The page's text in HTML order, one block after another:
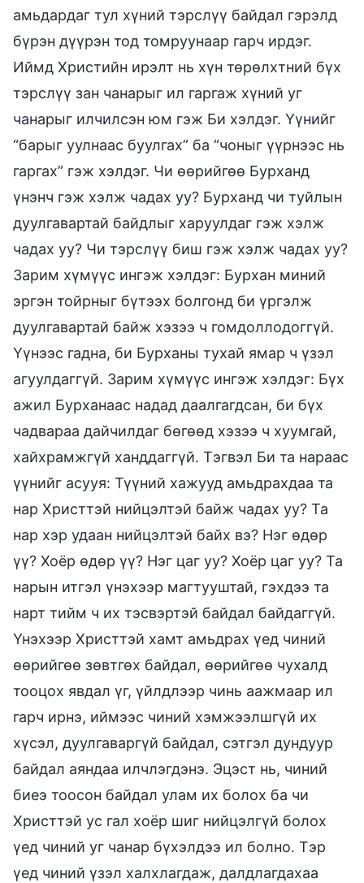
амьдардаг тул хүний тэрслүү байдал гэрэлд
бүрэн дүүрэн тод томруунаар гарч ирдэг.
Иймд Христийн ирэлт нь хүн төрөлхтний бүх
тэрслүү зан чанарыг ил гаргаж хүний уг
чанарыг илчилсэн юм гэж Би хэлдэг. Үүнийг
“барыг уулнаас буулгах” ба “чоныг үүрнээс нь
гаргах” гэж хэлдэг. Чи өөрийгөө Бурханд
үнэнч гэж хэлж чадах уу? Бурханд чи туйлын
дуулгавартай байдлыг харуулдаг гэж хэлж
чадах уу? Чи тэрслүү биш гэж хэлж чадах уу?
Зарим хүмүүс ингэж хэлдэг: Бурхан миний
эргэн тойрныг бүтээх болгонд би үргэлж
дуулгавартай байж хэзээ ч гомдоллодоггүй.
Үүнээс гадна, би Бурханы тухай ямар ч үзэл
агуулдаггүй. Зарим хүмүүс ингэж хэлдэг: Бүх
ажил Бурханаас надад даалгагдсан, би бүх
чадвараа дайчилдаг бөгөөд хэзээ ч хуумгай,
хайхрамжгүй ханддаггүй. Тэгвэл Би та нараас
үүнийг асууя: Түүний хажууд амьдрахдаа та
нар Христтэй нийцэлтэй байж чадах уу? Та
нар хэр удаан нийцэлтэй байх вэ? Нэг өдөр
үү? Хоёр өдөр үү? Нэг цаг уу? Хоёр цаг уу? Та
нарын итгэл үнэхээр магтууштай, гэхдээ та
нарт тийм ч их тэсвэртэй байдал байдаггүй.
Үнэхээр Христтэй хамт амьдрах үед чиний
өөрийгөө зөвтгөх байдал, өөрийгөө чухалд
тооцох явдал үг, үйлдлээр чинь аажмаар ил
гарч ирнэ, иймээс чиний хэмжээлшгүй их
хүсэл, дуулгаваргүй байдал, сэтгэл дундуур
байдал аяндаа илчлэгдэнэ. Эцэст нь, чиний
биеэ тоосон байдал улам их болох ба чи
Христтэй ус гал хоёр шиг нийцэлгүй болох
үед чиний уг чанар бүхэлдээ ил болно. Тэр
үед чиний үзэл халхлагдаж, далдлагдахаа